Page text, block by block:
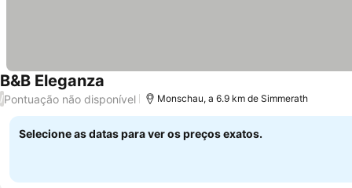
B&B Eleganza
/Pontuação não disponível Monschau, a 6.9 km de Simmerath
Selecione as datas para ver os preços exatos.